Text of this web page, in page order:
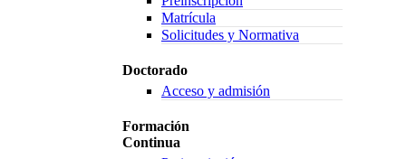
Matrícula
Solicitudes y Normativa
Doctorado
Acceso y admisión
Formación
Continua